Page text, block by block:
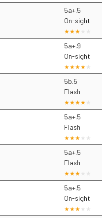
5a+.5
On-sight
5a+.9
On-sight
5b.5
Flash
5a+.5
Flash
5a+.5
Flash
5a+.5
On-sight